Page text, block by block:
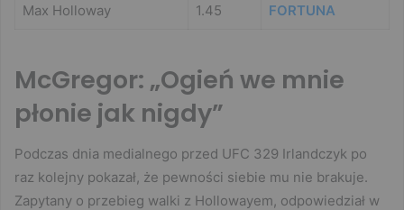
Max Holloway 1.45 FORTUNA
McGregor: „Ogień we mnie
płonie jak nigdy”
Podczas dnia medialnego przed UFC 329 Irlandczyk po
raz kolejny pokazał, że pewności siebie mu nie brakuje.
Zapytany o przebieg walki z Hollowayem, odpowiedział w